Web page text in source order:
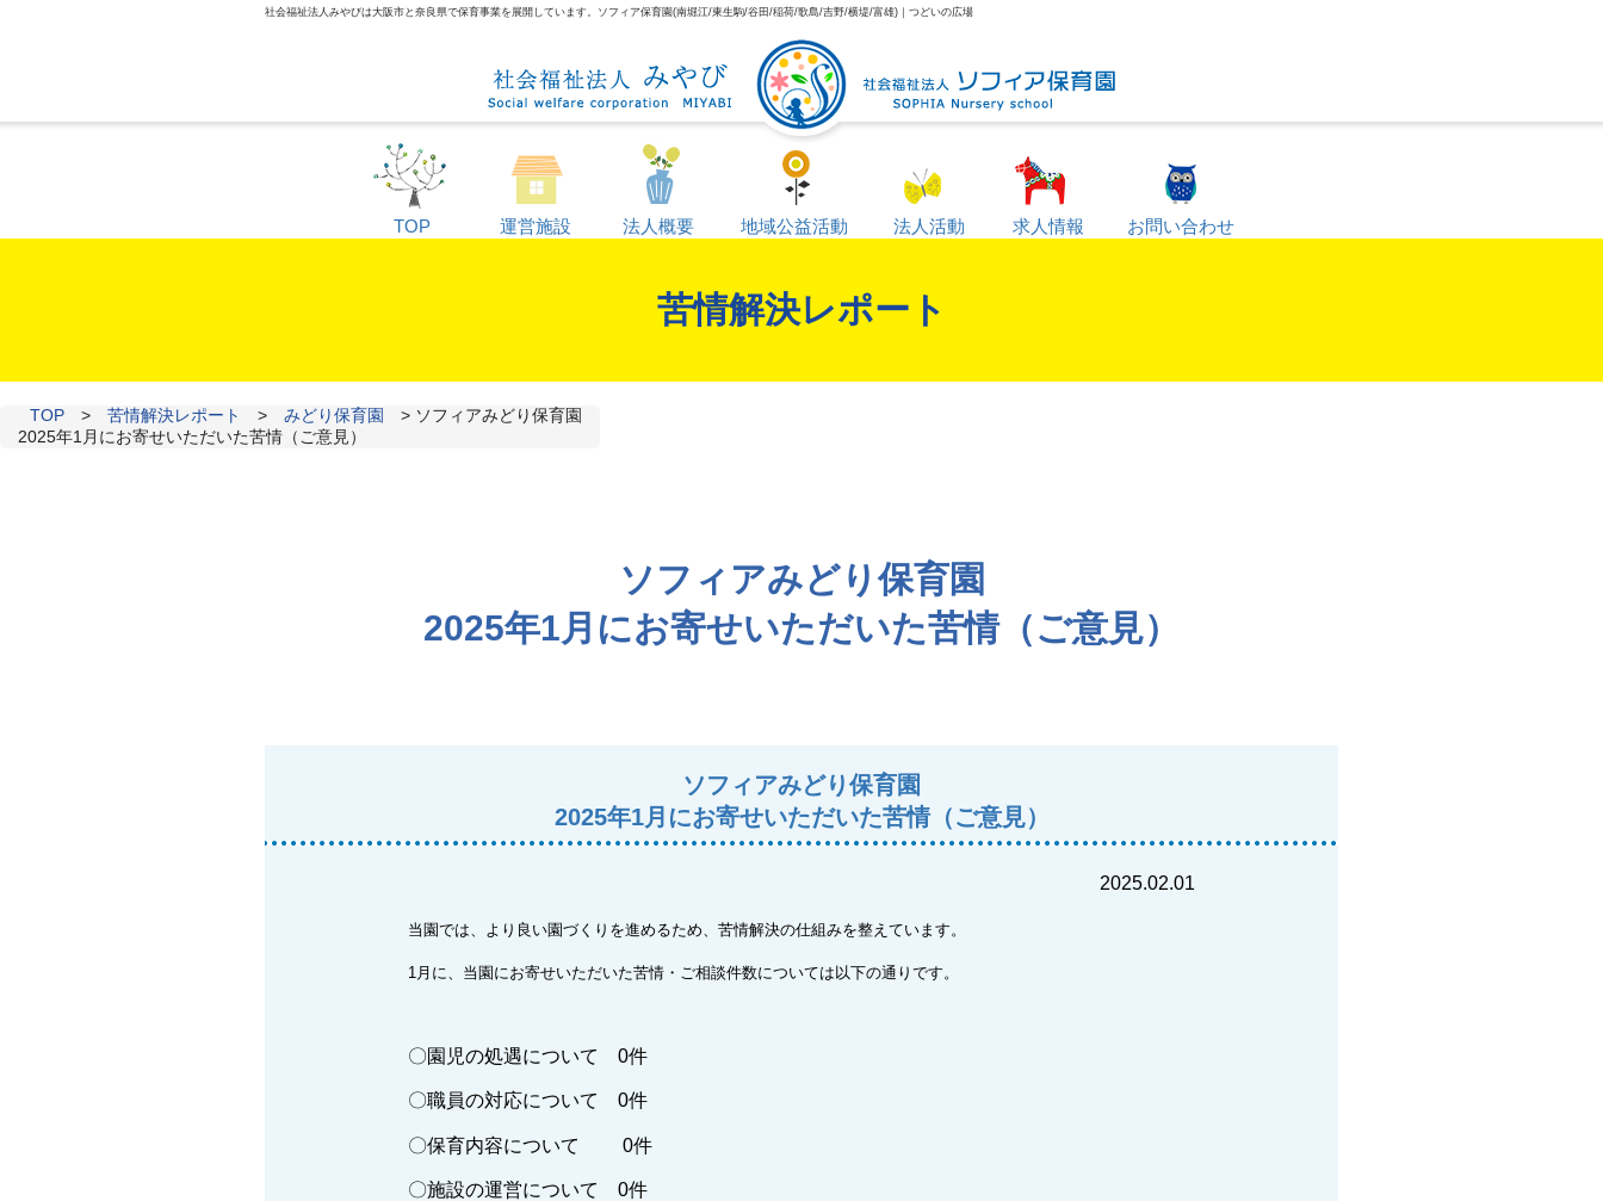
社会福祉法人みやびは大阪市と奈良県で保育事業を展開しています。ソフィア保育園(南堀江/東生駒/谷田/稲荷/歌島/吉野/横堤/富雄)｜つどいの広場
TOP 運営施設 法人概要 地域公益活動 法人活動 求人情報 お問い合わせ
苦情解決レポート
TOP > 苦情解決レポート > みどり保育園 > ソフィアみどり保育園
2025年1月にお寄せいただいた苦情（ご意見）
ソフィアみどり保育園
2025年1月にお寄せいただいた苦情（ご意見）
ソフィアみどり保育園
2025年1月にお寄せいただいた苦情（ご意見）
2025.02.01
当園では、より良い園づくりを進めるため、苦情解決の仕組みを整えています。
1月に、当園にお寄せいただいた苦情・ご相談件数については以下の通りです。
〇園児の処遇について 0件
〇職員の対応について 0件
〇保育内容について 0件
〇施設の運営について 0件